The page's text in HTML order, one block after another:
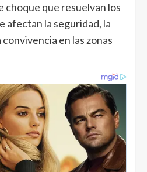
choque que resuelvan los
afectan la seguridad, la
convivencia en las zonas